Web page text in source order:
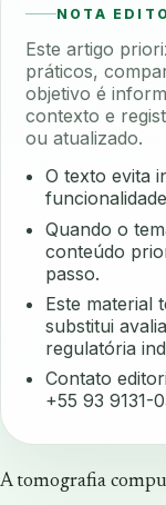
NOTA
Este artigo
práticos,
objetivo é
contexto e
ou atualizado.
O texto evita
Quando o
conteúdo
passo.
Este material
substitui
regulatória
Contato
+55 93 9131-
A tomografia